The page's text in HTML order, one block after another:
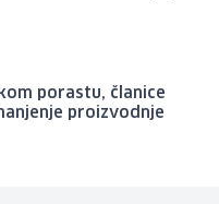
porastu, članice
proizvodnje